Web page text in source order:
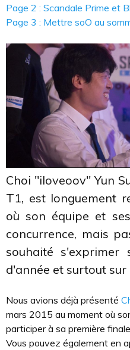
Page 2 : Scandale Prime et
Page 3 : Mettre soO au
Choi "iloveoov" Yun
T1, est longuement
où son équipe et
concurrence, mais
souhaité
d'année et surtout
Nous avions déjà présenté
mars 2015 au moment où
participer à sa première
Vous pouvez également en